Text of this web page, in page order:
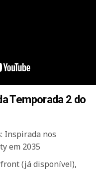
Temporada 2 do
: Inspirada nos
em 2035
(já disponível),